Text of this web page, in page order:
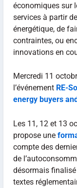
économiques sur
services à partir
énergétique, de
contraintes, ou
innovations en
Mercredi 11
l’événement RE-
energy buyers
Les 11, 12 et 13
propose une
compte des
de
désormais
textes